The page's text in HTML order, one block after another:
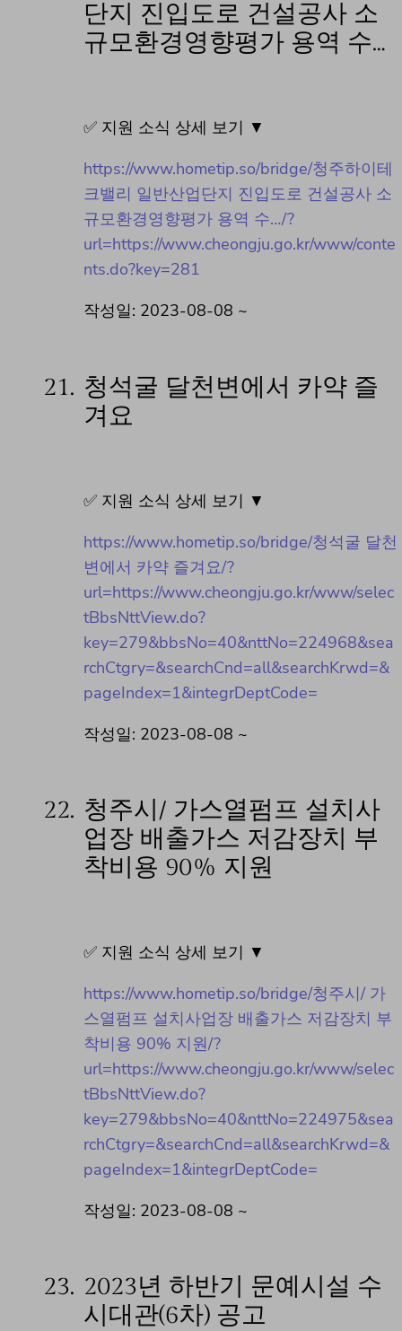
단지 진입도로 건설공사 소
규모환경영향평가 용역 수…
✅ 지원 소식 상세 보기 ▼
https://www.hometip.so/bridge/청주하이테
크밸리 일반산업단지 진입도로 건설공사 소
규모환경영향평가 용역 수…/?
url=https://www.cheongju.go.kr/www/conte
nts.do?key=281
작성일: 2023-08-08 ~
21. 청석굴 달천변에서 카약 즐
겨요
✅ 지원 소식 상세 보기 ▼
https://www.hometip.so/bridge/청석굴 달천
변에서 카약 즐겨요/?
url=https://www.cheongju.go.kr/www/selec
tBbsNttView.do?
key=279&bbsNo=40&nttNo=224968&sea
rchCtgry=&searchCnd=all&searchKrwd=&
pageIndex=1&integrDeptCode=
작성일: 2023-08-08 ~
22. 청주시/ 가스열펌프 설치사
업장 배출가스 저감장치 부
착비용 90% 지원
✅ 지원 소식 상세 보기 ▼
https://www.hometip.so/bridge/청주시/ 가
스열펌프 설치사업장 배출가스 저감장치 부
착비용 90% 지원/?
url=https://www.cheongju.go.kr/www/selec
tBbsNttView.do?
key=279&bbsNo=40&nttNo=224975&sea
rchCtgry=&searchCnd=all&searchKrwd=&
pageIndex=1&integrDeptCode=
작성일: 2023-08-08 ~
23. 2023년 하반기 문예시설 수
시대관(6차) 공고